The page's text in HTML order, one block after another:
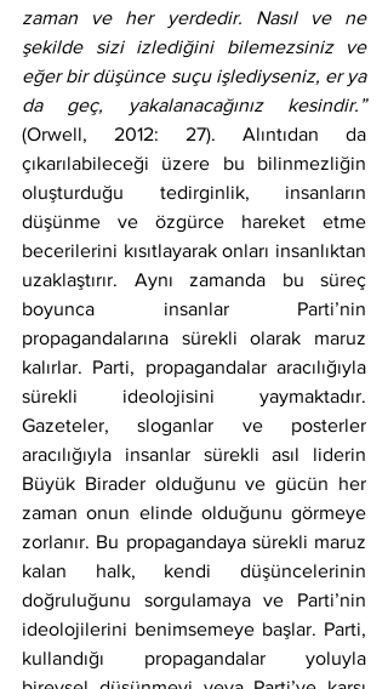
zaman ve her yerdedir. Nasıl ve ne
şekilde sizi izlediğini bilemezsiniz ve
eğer bir düşünce suçu işlediyseniz, er ya
da geç, yakalanacağınız kesindir.”
(Orwell, 2012: 27). Alıntıdan da
çıkarılabileceği üzere bu bilinmezliğin
oluşturduğu tedirginlik, insanların
düşünme ve özgürce hareket etme
becerilerini kısıtlayarak onları insanlıktan
uzaklaştırır. Aynı zamanda bu süreç
boyunca insanlar Parti’nin
propagandalarına sürekli olarak maruz
kalırlar. Parti, propagandalar aracılığıyla
sürekli ideolojisini yaymaktadır.
Gazeteler, sloganlar ve posterler
aracılığıyla insanlar sürekli asıl liderin
Büyük Birader olduğunu ve gücün her
zaman onun elinde olduğunu görmeye
zorlanır. Bu propagandaya sürekli maruz
kalan halk, kendi düşüncelerinin
doğruluğunu sorgulamaya ve Parti’nin
ideolojilerini benimsemeye başlar. Parti,
kullandığı propagandalar yoluyla